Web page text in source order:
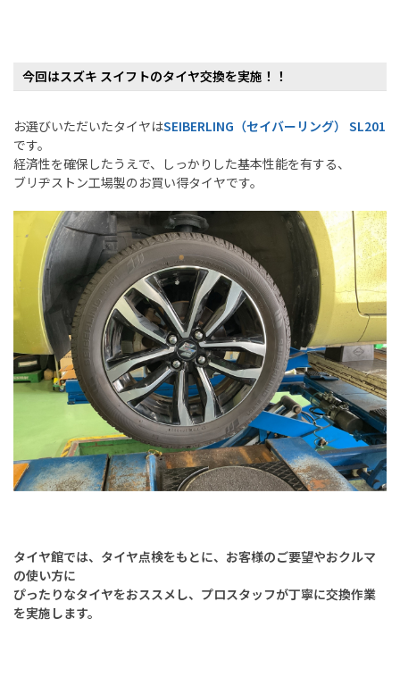
今回はスズキ スイフトのタイヤ交換を実施！！
お選びいただいたタイヤはSEIBERLING（セイバーリング） SL201
です。
経済性を確保したうえで、しっかりした基本性能を有する、
ブリヂストン工場製のお買い得タイヤです。
タイヤ館では、タイヤ点検をもとに、 お客様のご要望やおクルマ
の使い方に
ぴったりなタイヤをおススメし、 プロスタッフが丁寧に交換作業
を実施します。